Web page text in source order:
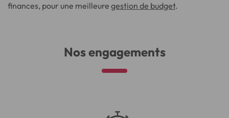
finances, pour une meilleure gestion de budget.
Nos engagements